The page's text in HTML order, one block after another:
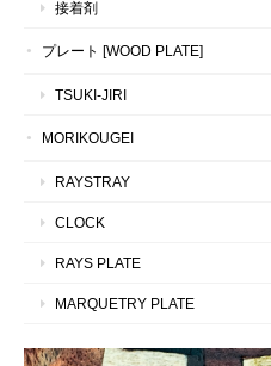
接着剤
プレート [WOOD PLATE]
TSUKI-JIRI
MORIKOUGEI
RAYSTRAY
CLOCK
RAYS PLATE
MARQUETRY PLATE